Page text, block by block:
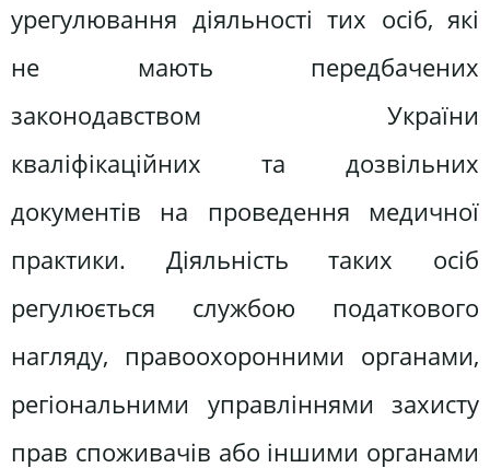
урегулювання діяльності тих осіб, які
не мають передбачених
законодавством України
кваліфікаційних та дозвільних
документів на проведення медичної
практики. Діяльність таких осіб
регулюється службою податкового
нагляду, правоохоронними органами,
регіональними управліннями захисту
прав споживачів або іншими органами